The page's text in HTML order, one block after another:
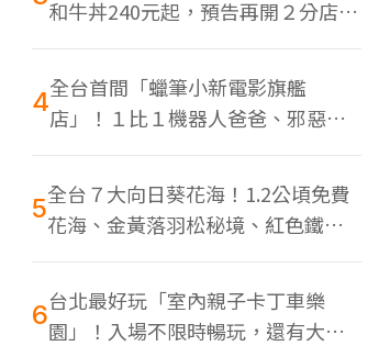
和牛丼240元起，預告再開２分店、
地點曝光
4全台首間「蠟筆小新電影旗艦
店」！１比１機器人爸爸、邪惡正
男，百款周邊買翻
5全台７大向日葵花海！1.2公頃免費
花海、金黃落羽松秘境、紅色鐵橋
同框
6台北最好玩「室內親子卡丁車樂
園」！入場不限時暢玩，還有大螢